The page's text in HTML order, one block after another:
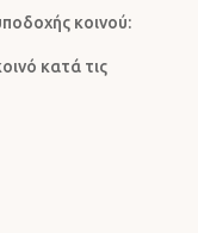
κοινού:
κατά τις